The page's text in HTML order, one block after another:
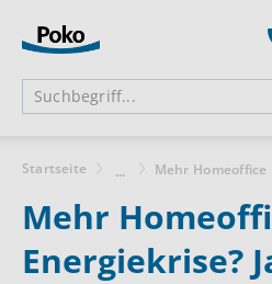
Startseite ... Mehr Homeoffice
Mehr
Energiekrise?